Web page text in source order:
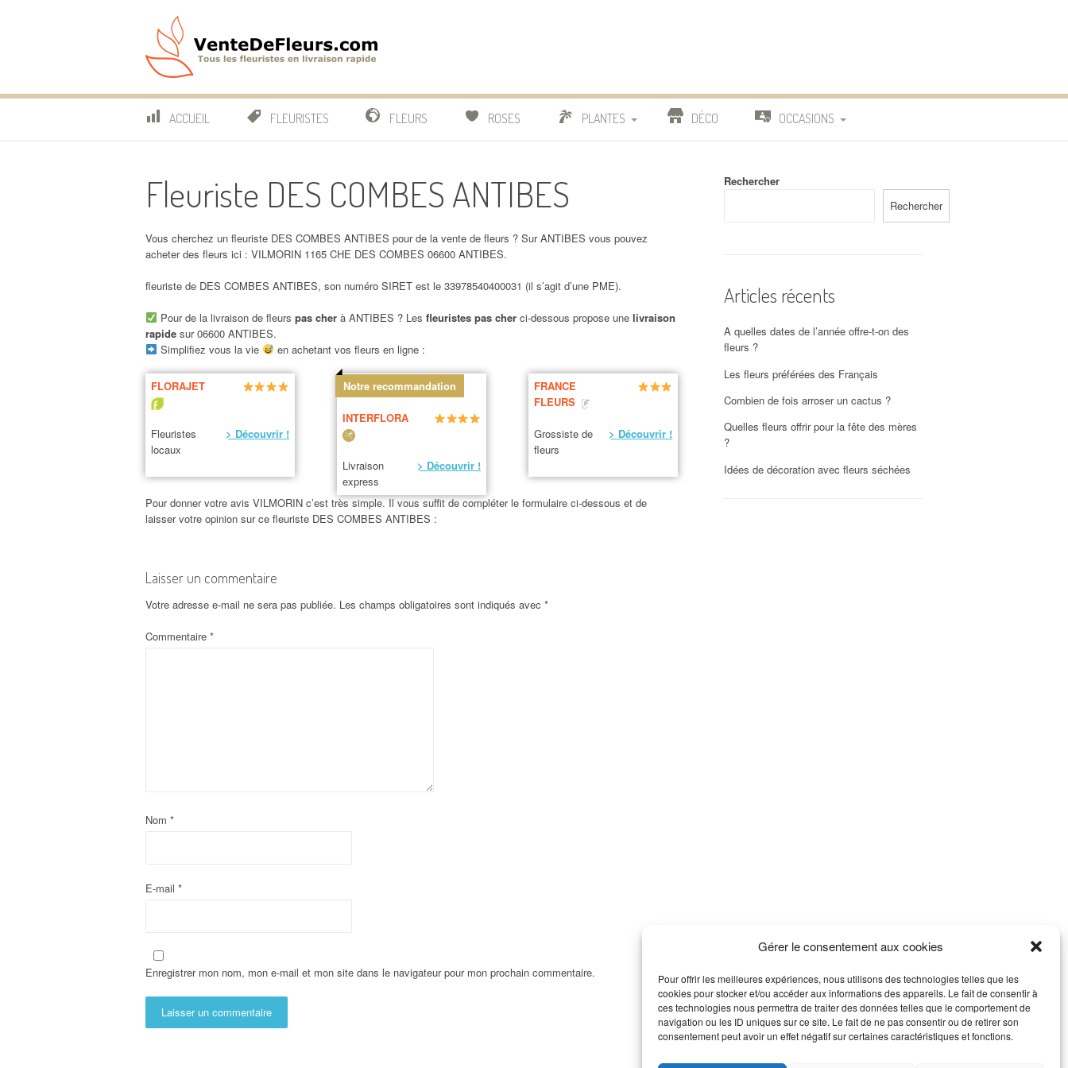
Gérer le consentement aux cookies
Pour offrir les meilleures expériences, nous utilisons des technologies telles que les
cookies pour stocker et/ou accéder aux informations des appareils. Le fait de consentir à
ces technologies nous permettra de traiter des données telles que le comportement de
navigation ou les ID uniques sur ce site. Le fait de ne pas consentir ou de retirer son
consentement peut avoir un effet négatif sur certaines caractéristiques et fonctions.
VenteDeFleurs.com
ACCUEIL FLEURISTES FLEURS ROSES PLANTES
CACTUS
BONSAI
DÉCO OCCASIONS
Fleuriste DES COMBES ANTIBES
Vous cherchez un fleuriste DES COMBES ANTIBES pour de la vente de fleurs ? Sur ANTIBES vous pouvez
acheter des fleurs ici : VILMORIN 1165 CHE DES COMBES 06600 ANTIBES.
fleuriste de DES COMBES ANTIBES, son numéro SIRET est le 33978540400031 (il s’agit d’une PME).
Pour de la livraison de fleurs pas cherà ANTIBES ? Les fleuristes pas cher ci-dessous propose une livraison
rapide sur 06600 ANTIBES.
Simplifiez vous la vie
en achetant vos fleurs en ligne :
FLORAJET
Fleuristes
locaux
> Découvrir !
Notre recommandation
INTERFLORA
Livraison
express
> Découvrir !
FRANCE
FLEURS
Grossiste de
fleurs
> Découvrir !
Pour donner votre avis VILMORIN c’est très simple. Il vous suffit de compléter le formulaire ci-dessous et de
laisser votre opinion sur ce fleuriste DES COMBES ANTIBES :
Laisser un commentaire
Votre adresse e-mail ne sera pas publiée. Les champs obligatoires sont indiqués avec *
Commentaire *
Nom *
E-mail *
Enregistrer mon nom, mon e-mail et mon site dans le navigateur pour mon prochain commentaire.
Rechercher
Rechercher
Articles récents
A quelles dates de l’année offre-t-on des
fleurs ?
Les fleurs préférées des Français
Combien de fois arroser un cactus ?
Quelles fleurs offrir pour la fête des mères
?
Idées de décoration avec fleurs séchées